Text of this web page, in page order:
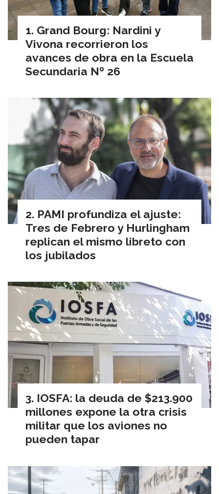
Grand Bourg: Nardini y
Vivona recorrieron los
avances de obra en la Escuela
Secundaria Nº 26
PAMI profundiza el ajuste:
Tres de Febrero y Hurlingham
replican el mismo libreto con
los jubilados
IOSFA: la deuda de $213.900
millones expone la otra crisis
militar que los aviones no
pueden tapar